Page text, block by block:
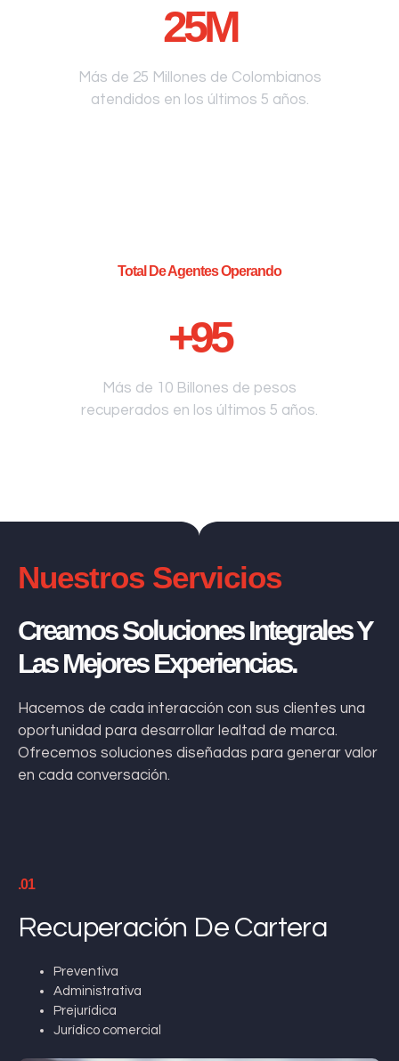
25M
Más de 25 Millones de Colombianos
atendidos en los últimos 5 años.
Total De Agentes Operando
+95
Más de 10 Billones de pesos
recuperados en los últimos 5 años.
Nuestros Servicios
Creamos Soluciones Integrales Y
Las Mejores Experiencias.
Hacemos de cada interacción con sus clientes una
oportunidad para desarrollar lealtad de marca.
Ofrecemos soluciones diseñadas para generar valor
en cada conversación.
.01
Recuperación De Cartera
Preventiva
Administrativa
Prejurídica
Jurídico comercial